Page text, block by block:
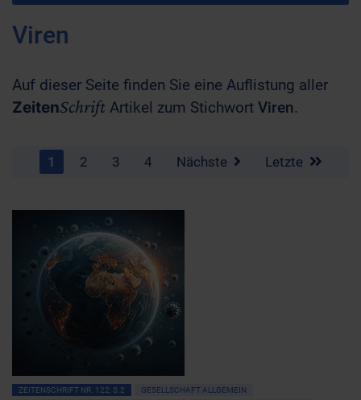
Viren
Auf dieser Seite finden Sie eine Auflistung aller
ZeitenSchrift Artikel zum Stichwort Viren.
1 2 3 4 Nächste Letzte
ZEITENSCHRIFT NR. 122, S.2
GESELLSCHAFT ALLGEMEIN